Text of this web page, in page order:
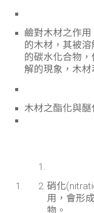
鹼對木材之作
的木材，其被
的碳水化合物
解的現象，木材
木材之酯化與醚
硝化
用，會形
物。